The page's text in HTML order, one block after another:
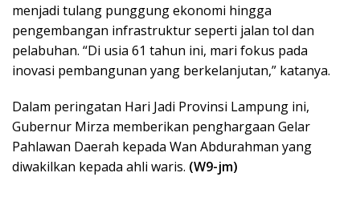
menjadi tulang punggung ekonomi hingga
pengembangan infrastruktur seperti jalan tol dan
pelabuhan. “Di usia 61 tahun ini, mari fokus pada
inovasi pembangunan yang berkelanjutan,” katanya.
Dalam peringatan Hari Jadi Provinsi Lampung ini,
Gubernur Mirza memberikan penghargaan Gelar
Pahlawan Daerah kepada Wan Abdurahman yang
diwakilkan kepada ahli waris. (W9-jm)